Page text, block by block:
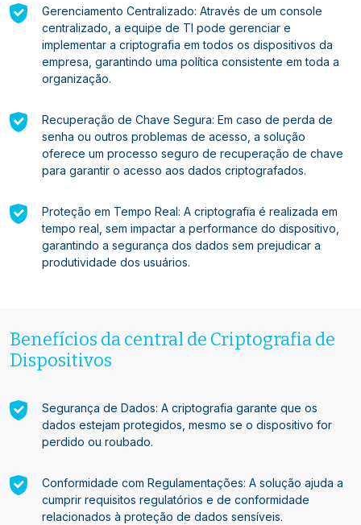
Gerenciamento Centralizado: Através de um console
centralizado, a equipe de TI pode gerenciar e
implementar a criptografia em todos os dispositivos da
empresa, garantindo uma política consistente em toda a
organização.
Recuperação de Chave Segura: Em caso de perda de
senha ou outros problemas de acesso, a solução
oferece um processo seguro de recuperação de chave
para garantir o acesso aos dados criptografados.
Proteção em Tempo Real: A criptografia é realizada em
tempo real, sem impactar a performance do dispositivo,
garantindo a segurança dos dados sem prejudicar a
produtividade dos usuários.
Benefícios da central de Criptografia de
Dispositivos
Segurança de Dados: A criptografia garante que os
dados estejam protegidos, mesmo se o dispositivo for
perdido ou roubado.
Conformidade com Regulamentações: A solução ajuda a
cumprir requisitos regulatórios e de conformidade
relacionados à proteção de dados sensíveis.